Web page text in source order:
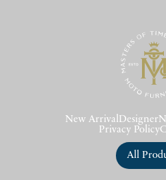
New Arrival Designer
Privacy Policy
All